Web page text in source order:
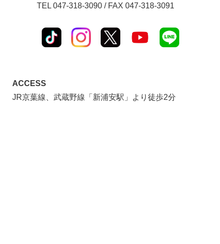
TEL 047-318-3090 / FAX 047-318-3091
ACCESS
JR京葉線、武蔵野線「新浦安駅」より徒歩2分